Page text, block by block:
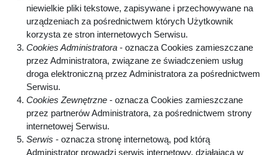
niewielkie pliki tekstowe, zapisywane i przechowywane na
urządzeniach za pośrednictwem których Użytkownik
korzysta ze stron internetowych Serwisu.
Cookies Administratora - oznacza Cookies zamieszczane
przez Administratora, związane ze świadczeniem usług
droga elektroniczną przez Administratora za pośrednictwem
Serwisu.
Cookies Zewnętrzne - oznacza Cookies zamieszczane
przez partnerów Administratora, za pośrednictwem strony
internetowej Serwisu.
Serwis - oznacza stronę internetową, pod którą
Administrator prowadzi serwis internetowy, działającą w